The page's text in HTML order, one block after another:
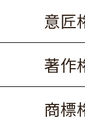
意匠
著作
商標